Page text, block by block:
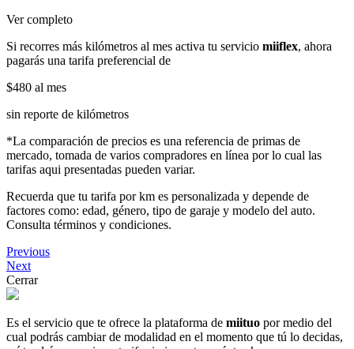
Ver completo
Si recorres más kilómetros al mes activa tu servicio miiflex, ahora
pagarás una tarifa preferencial de
$480 al mes
sin reporte de kilómetros
*La comparación de precios es una referencia de primas de
mercado, tomada de varios compradores en línea por lo cual las
tarifas aqui presentadas pueden variar.
Recuerda que tu tarifa por km es personalizada y depende de
factores como: edad, género, tipo de garaje y modelo del auto.
Consulta términos y condiciones.
Previous
Next
Cerrar
Es el servicio que te ofrece la plataforma de miituo por medio del
cual podrás cambiar de modalidad en el momento que tú lo decidas,